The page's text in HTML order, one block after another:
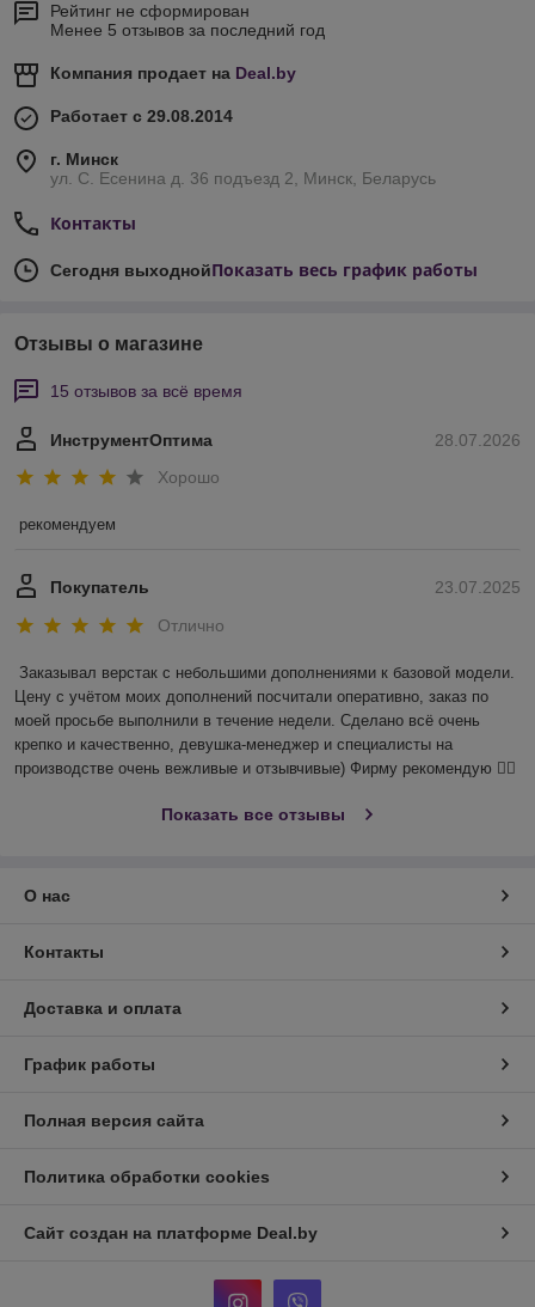
Рейтинг не сформирован
Менее 5 отзывов за последний год
Компания продает на Deal.by
Работает с 29.08.2014
г. Минск
ул. С. Есенина д. 36 подъезд 2, Минск, Беларусь
Контакты
Сегодня выходнойПоказать весь график работы
Отзывы о магазине
15 отзывов за всё время
28.07.2026
ИнструментОптима
Хорошо
рекомендуем
23.07.2025
Покупатель
Отлично
Заказывал верстак с небольшими дополнениями к базовой модели.
Цену с учётом моих дополнений посчитали оперативно, заказ по
моей просьбе выполнили в течение недели. Сделано всё очень
крепко и качественно, девушка-менеджер и специалисты на
производстве очень вежливые и отзывчивые) Фирму рекомендую 👍🏻
Показать все отзывы
О нас
Контакты
Доставка и оплата
График работы
Полная версия сайта
Политика обработки cookies
Сайт создан на платформе Deal.by